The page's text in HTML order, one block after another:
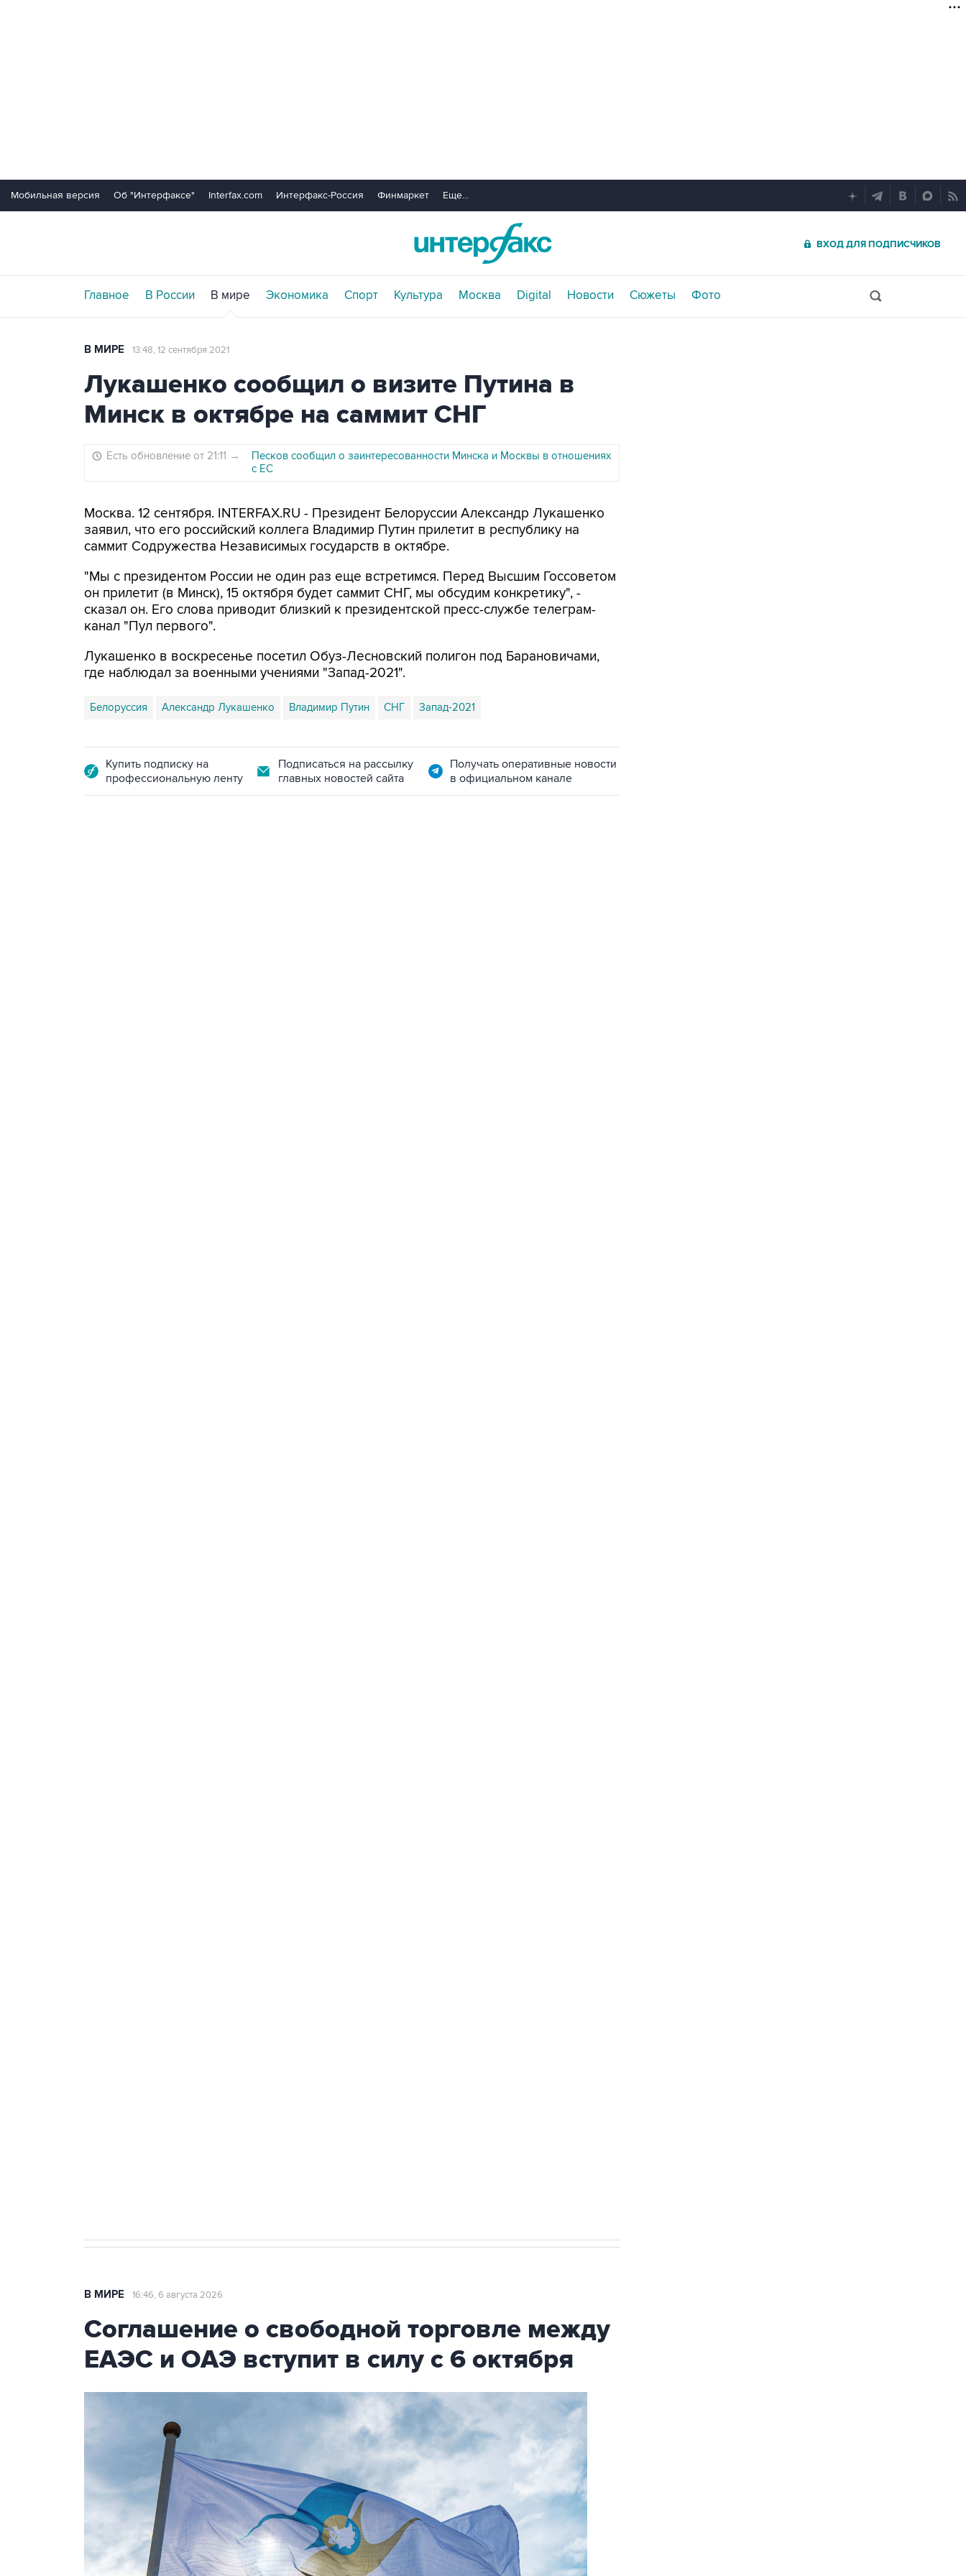
Мобильная версия Об "Интерфаксе" Interfax.com Интерфакс-Россия Финмаркет Еще...
ВХОД ДЛЯ ПОДПИСЧИКОВ
Главное В России В мире Экономика Спорт Культура Москва Digital Новости Сюжеты Фото
В МИРЕ 13:48, 12 сентября 2021
Лукашенко сообщил о визите Путина в
Минск в октябре на саммит СНГ
Есть обновление от 21:11 →
Песков сообщил о заинтересованности Минска и Москвы в отношениях
с ЕС
Москва. 12 сентября. INTERFAX.RU - Президент Белоруссии Александр Лукашенко
заявил, что его российский коллега Владимир Путин прилетит в республику на
саммит Содружества Независимых государств в октябре.
"Мы с президентом России не один раз еще встретимся. Перед Высшим Госсоветом
он прилетит (в Минск), 15 октября будет саммит СНГ, мы обсудим конкретику", -
сказал он. Его слова приводит близкий к президентской пресс-службе телеграм-
канал "Пул первого".
Лукашенко в воскресенье посетил Обуз-Лесновский полигон под Барановичами,
где наблюдал за военными учениями "Запад-2021".
Белоруссия Александр Лукашенко Владимир Путин СНГ Запад-2021
Купить подписку на
профессиональную ленту
Подписаться на рассылку
главных новостей сайта
Получать оперативные новости
в официальном канале
В МИРЕ 16:46, 6 августа 2026
Соглашение о свободной торговле между
ЕАЭС и ОАЭ вступит в силу с 6 октября